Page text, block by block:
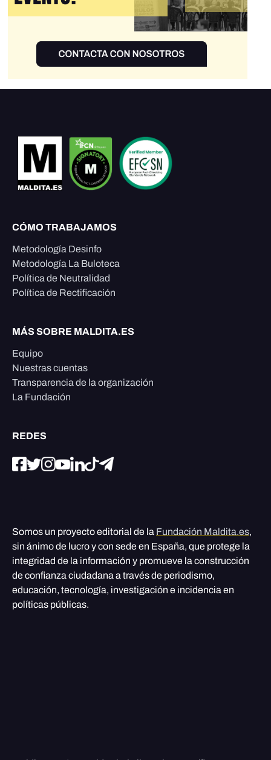
CÓMO TRABAJAMOS
Metodología Desinfo
Metodología La Buloteca
Política de Neutralidad
Política de Rectificación
MÁS SOBRE MALDITA.ES
Equipo
Nuestras cuentas
Transparencia de la organización
La Fundación
REDES
Somos un proyecto editorial de la Fundación Maldita.es,
sin ánimo de lucro y con sede en España, que protege la
integridad de la información y promueve la construcción
de confianza ciudadana a través de periodismo,
educación, tecnología, investigación e incidencia en
políticas públicas.